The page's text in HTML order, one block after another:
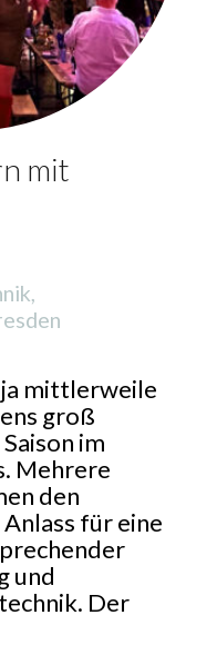
mit
mittlerweile
groß
im
Mehrere
den
für eine
und
Der